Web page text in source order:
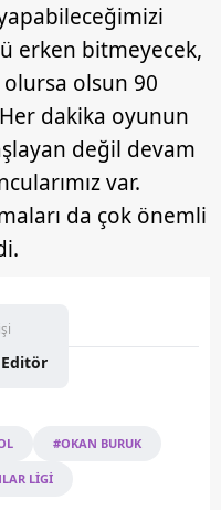
erken bitmeyecek,
olursa olsun 90
dakika oyunun
değil devam
var.
da çok önemli
#OKAN BURUK
LİGİ